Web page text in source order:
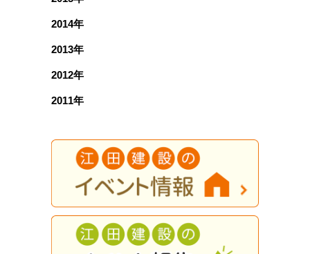
2014年
2013年
2012年
2011年